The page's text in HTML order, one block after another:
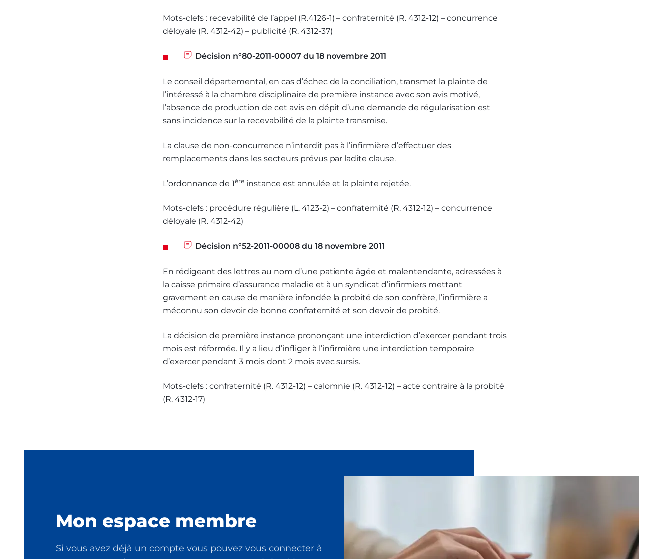
Mots-clefs : recevabilité de l’appel (R.4126-1) – confraternité (R. 4312-12) – concurrence
déloyale (R. 4312-42) – publicité (R. 4312-37)
Décision n°80-2011-00007 du 18 novembre 2011
Le conseil départemental, en cas d’échec de la conciliation, transmet la plainte de
l’intéressé à la chambre disciplinaire de première instance avec son avis motivé,
l’absence de production de cet avis en dépit d’une demande de régularisation est
sans incidence sur la recevabilité de la plainte transmise.
La clause de non-concurrence n’interdit pas à l’infirmière d’effectuer des
remplacements dans les secteurs prévus par ladite clause.
L’ordonnance de 1ère instance est annulée et la plainte rejetée.
Mots-clefs : procédure régulière (L. 4123-2) – confraternité (R. 4312-12) – concurrence
déloyale (R. 4312-42)
Décision n°52-2011-00008 du 18 novembre 2011
En rédigeant des lettres au nom d’une patiente âgée et malentendante, adressées à
la caisse primaire d’assurance maladie et à un syndicat d’infirmiers mettant
gravement en cause de manière infondée la probité de son confrère, l’infirmière a
méconnu son devoir de bonne confraternité et son devoir de probité.
La décision de première instance prononçant une interdiction d’exercer pendant trois
mois est réformée. Il y a lieu d’infliger à l’infirmière une interdiction temporaire
d’exercer pendant 3 mois dont 2 mois avec sursis.
Mots-clefs : confraternité (R. 4312-12) – calomnie (R. 4312-12) – acte contraire à la probité
(R. 4312-17)
Mon espace membre
Si vous avez déjà un compte vous pouvez vous connecter à